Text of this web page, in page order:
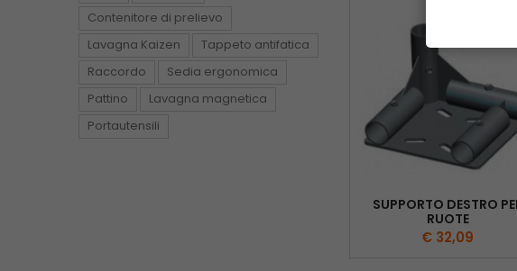
Contenitore di prelievo
Lavagna Kaizen
Tappeto antifatica
Raccordo
Sedia ergonomica
Pattino
Lavagna magnetica
Portautensili
SUPPORTO DESTRO
RUOTE
€ 32,09